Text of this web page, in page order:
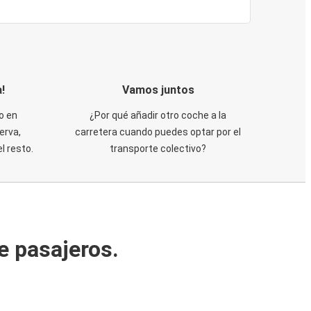
en
resto.
Vamos juntos
¿Por qué añadir otro coche a la
carretera cuando puedes optar por el
transporte colectivo?
pasajeros.